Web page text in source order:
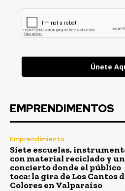
Únete
EMPRENDIMENTOS
Emprendimiento
Siete escuelas,
con material reciclado y un
concierto donde el público
toca: la gira de Los Cantos
Colores en Valparaíso